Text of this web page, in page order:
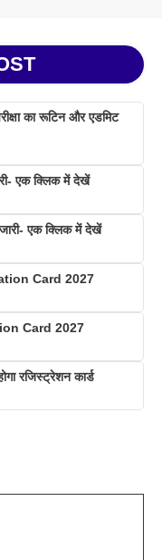
का रूटिन और एडमिट
एक क्लिक में देखें
जारी- एक क्लिक में देखें
Card 2027
Card 2027
रजिस्ट्रेशन कार्ड